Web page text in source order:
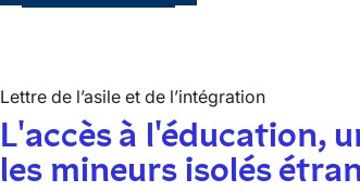
Lettre de l’asile et de l’intégration
L'accès à l'éducation,
les mineurs isolés